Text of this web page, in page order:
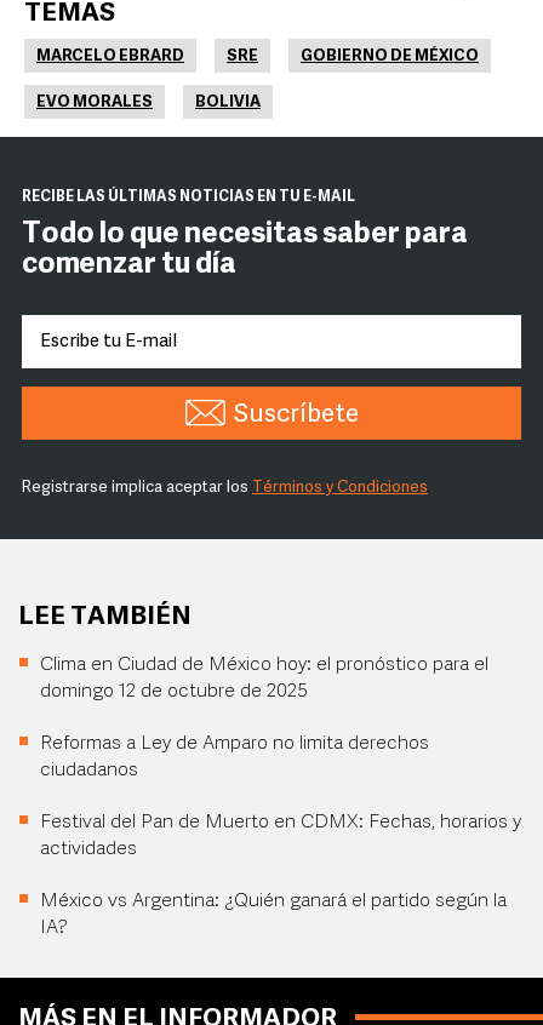
TEMAS
MARCELO EBRARD SRE GOBIERNO DE MÉXICO
EVO MORALES BOLIVIA
RECIBE LAS ÚLTIMAS NOTICIAS EN TU E-MAIL
Todo lo que necesitas saber para
comenzar tu día
Suscríbete
Registrarse implica aceptar los Términos y Condiciones
LEE TAMBIÉN
Clima en Ciudad de México hoy: el pronóstico para el
domingo 12 de octubre de 2025
Reformas a Ley de Amparo no limita derechos
ciudadanos
Festival del Pan de Muerto en CDMX: Fechas, horarios y
actividades
México vs Argentina: ¿Quién ganará el partido según la
IA?
MÁS EN EL INFORMADOR